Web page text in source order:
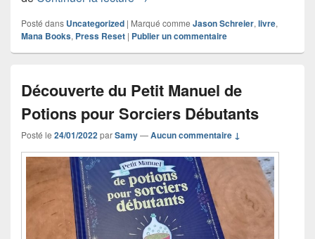
Posté dans Uncategorized | Marqué comme Jason Schreier, livre,
Mana Books, Press Reset | Publier un commentaire
Découverte du Petit Manuel de
Potions pour Sorciers Débutants
Posté le 24/01/2022parSamy—Aucun commentaire ↓